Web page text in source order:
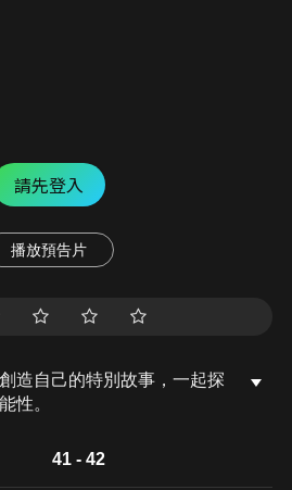
請先登入
播放預告片
造自己的特別故事，一起探
性。
41 - 42